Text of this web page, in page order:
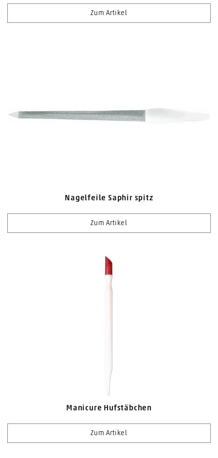
Zum Artikel
Nagelfeile Saphir spitz
Zum Artikel
Manicure Hufstäbchen
Zum Artikel